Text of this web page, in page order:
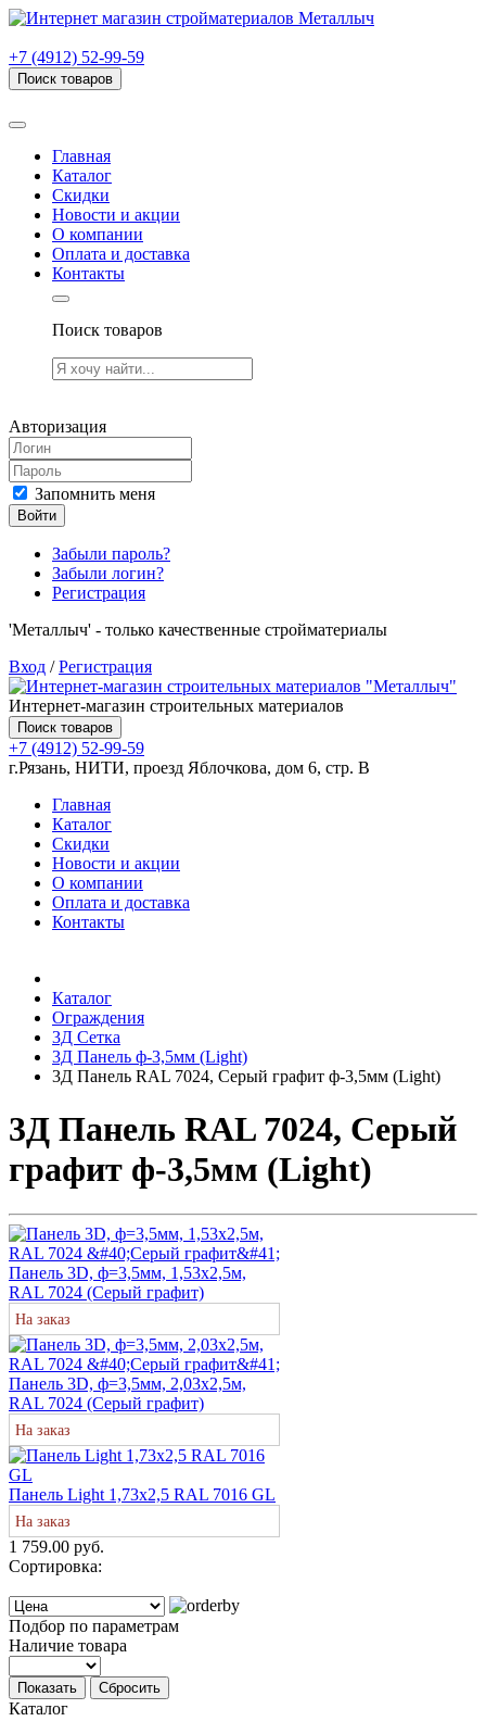
+7 (4912) 52-99-59
Поиск товаров
Главная
Каталог
Скидки
Новости и акции
О компании
Оплата и доставка
Контакты
Поиск товаров
Авторизация
Запомнить меня
Войти
Забыли пароль?
Забыли логин?
Регистрация
'Металлыч' - только качественные стройматериалы
Вход /Регистрация
Интернет-магазин строительных материалов
Поиск товаров
+7 (4912) 52-99-59
г.Рязань, НИТИ, проезд Яблочкова, дом 6, стр. В
Главная
Каталог
Скидки
Новости и акции
О компании
Оплата и доставка
Контакты
Каталог
Ограждения
3Д Сетка
3Д Панель ф-3,5мм (Light)
3Д Панель RAL 7024, Серый графит ф-3,5мм (Light)
3Д Панель RAL 7024, Серый
графит ф-3,5мм (Light)
Панель 3D, ф=3,5мм, 1,53х2,5м,
RAL 7024 (Серый графит)
На заказ
Панель 3D, ф=3,5мм, 2,03х2,5м,
RAL 7024 (Серый графит)
На заказ
Панель Light 1,73х2,5 RAL 7016 GL
На заказ
1 759.00 руб.
Сортировка:
Подбор по параметрам
Наличие товара
Показать Сбросить
Каталог